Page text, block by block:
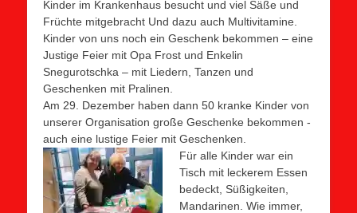
Kinder im Krankenhaus besucht und viel Säße und
Früchte mitgebracht Und dazu auch Multivitamine.
Kinder von uns noch ein Geschenk bekommen – eine
Justige Feier mit Opa Frost und Enkelin
Snegurotschka – mit Liedern, Tanzen und
Geschenken mit Pralinen.
Am 29. Dezember haben dann 50 kranke Kinder von
unserer Organisation große Geschenke bekommen -
auch eine lustige Feier mit Geschenken.
Für alle Kinder war ein
Tisch mit leckerem Essen
bedeckt, Süßigkeiten,
Mandarinen. Wie immer,